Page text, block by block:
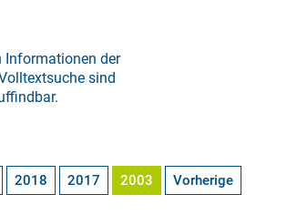
Informationen der
sind
2018 2017 2003 Vorherige